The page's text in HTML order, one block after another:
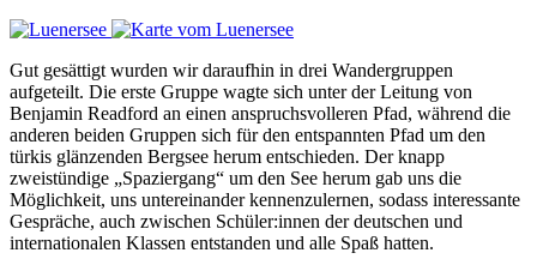
Gut gesättigt wurden wir daraufhin in drei Wandergruppen
aufgeteilt. Die erste Gruppe wagte sich unter der Leitung von
Benjamin Readford an einen anspruchsvolleren Pfad, während die
anderen beiden Gruppen sich für den entspannten Pfad um den
türkis glänzenden Bergsee herum entschieden. Der knapp
zweistündige „Spaziergang“ um den See herum gab uns die
Möglichkeit, uns untereinander kennenzulernen, sodass interessante
Gespräche, auch zwischen Schüler:innen der deutschen und
internationalen Klassen entstanden und alle Spaß hatten.